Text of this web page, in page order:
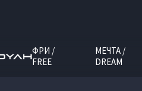
ФРИ /
FREE
МЕЧТА /
DREAM